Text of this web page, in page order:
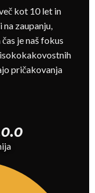
kot 10 let in
zaupanju,
je naš fokus
pričakovanja